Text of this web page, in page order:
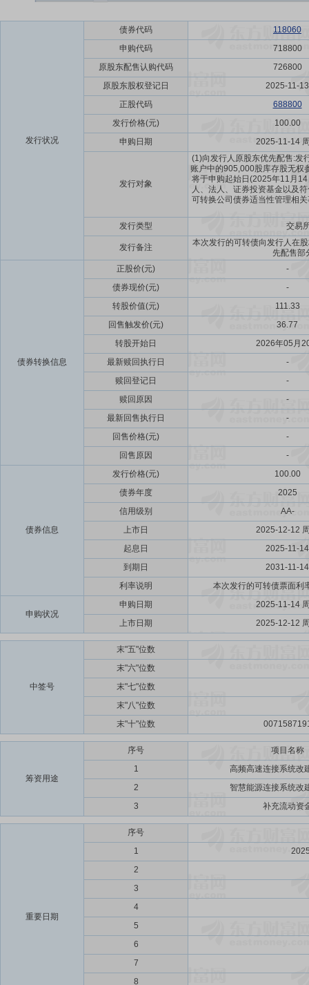
发行状况
债券代码
118060
申购代码
718800
原股东配售认购代码
726800
原股东股权登记日
2025-11-13
正股代码
688800
发行价格(元)
100.00
申购日期
2025-11-14
发行对象
(1)向发行人原股东优先配售:发
账户中的905,000股库存股无权
将于申购起始日(2025年11月
人、法人、证券投资基金以及
可转换公司债券适当性管理相
发行类型 交易
发行备注
本次发行的可转债向发行人在
先配售部
债券转换信息
正股价(元)
-
债券现价(元)
-
转股价值(元)
111.33
回售触发价(元)
36.77
转股开始日
2026年05月
最新赎回执行日
-
赎回登记日
-
赎回原因
-
最新回售执行日
-
回售价格(元)
-
回售原因
-
债券信息
发行价格(元)
100.00
债券年度
2025
信用级别
AA-
上市日
2025-12-12
起息日
2025-11-14
到期日
2031-11-14
利率说明
本次发行的可转债票面利
申购状况
申购日期
2025-11-14
上市日期
2025-12-12
中签号
末"五"位数
末"六"位数
末"七"位数
末"八"位数
末"十"位数
筹资用途
序号
项目名称
1
高频高速连接系统改
2
智慧能源连接系统改
3
补充流动资
重要日期
序号
1
2
3
4
5
6
7
8